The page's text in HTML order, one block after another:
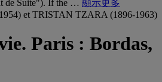
de Suite"). If the … 顯示更多
et TRISTAN TZARA (1896-1963)
Paris : Bordas,